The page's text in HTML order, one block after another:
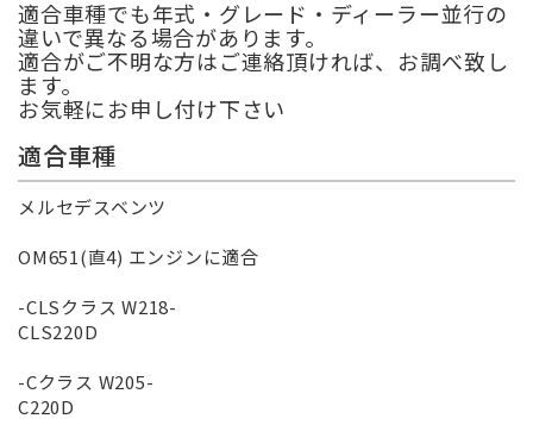
適合車種でも年式・グレード・ディーラー並行の
違いで異なる場合があります。
適合がご不明な方はご連絡頂ければ、お調べ致し
ます。
お気軽にお申し付け下さい
適合車種
メルセデスベンツ
OM651(直4) エンジンに適合
-CLSクラス W218-
CLS220D
-Cクラス W205-
C220D